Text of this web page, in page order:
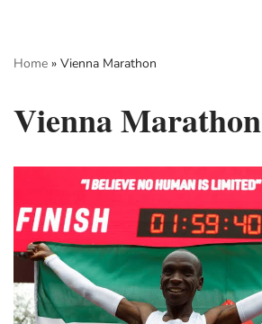
to
Home » Vienna Marathon
Vienna Marathon